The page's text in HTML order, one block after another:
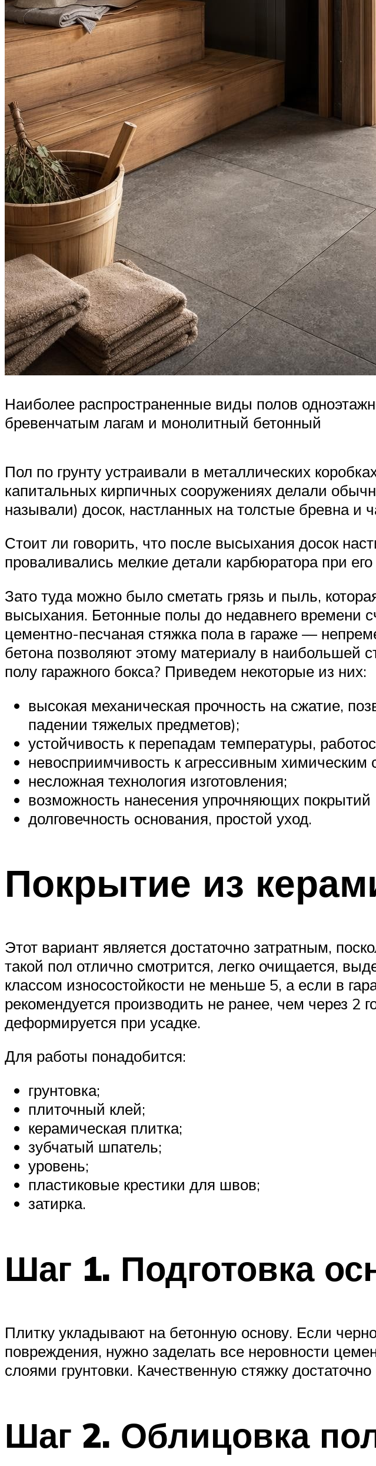
Наиболее распространенные виды полов
бревенчатым лагам и монолитный бетонный
Пол по грунту устраивали в металлических
капитальных кирпичных сооружениях делали
называли) досок, настланных на толстые бревна и
Стоит ли говорить, что после высыхания досок
проваливались мелкие детали карбюратора при
Зато туда можно было сметать грязь и пыль,
высыхания. Бетонные полы до недавнего времени
цементно-песчаная стяжка пола в гараже —
бетона позволяют этому материалу в наибольшей
полу гаражного бокса? Приведем некоторые из них:
высокая механическая прочность на сжатие,
падении тяжелых предметов);
устойчивость к перепадам температуры,
невосприимчивость к агрессивным
несложная технология изготовления;
возможность нанесения упрочняющих покрытий
долговечность основания, простой уход.
Покрытие из
Этот вариант является достаточно затратным,
такой пол отлично смотрится, легко очищается,
классом износостойкости не меньше 5, а если в
рекомендуется производить не ранее, чем через 2
деформируется при усадке.
Для работы понадобится:
грунтовка;
плиточный клей;
керамическая плитка;
зубчатый шпатель;
уровень;
пластиковые крестики для швов;
затирка.
Шаг 1. Подготовка
Плитку укладывают на бетонную основу. Если
повреждения, нужно заделать все неровности
слоями грунтовки. Качественную стяжку достаточно
Шаг 2. Облицовка